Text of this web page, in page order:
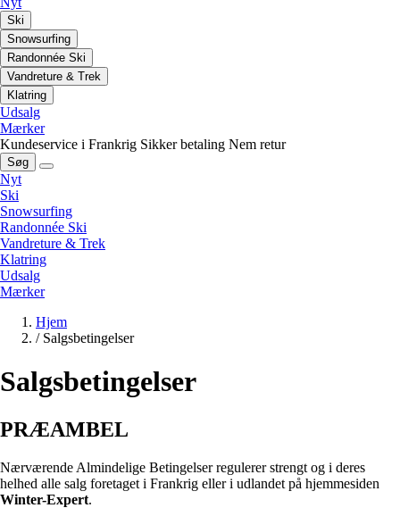
Ski
Snowsurfing
Randonnée Ski
Vandreture & Trek
Klatring
Udsalg
Mærker
Kundeservice i Frankrig Sikker betaling Nem retur
Søg
Nyt
Ski
Snowsurfing
Randonnée Ski
Vandreture & Trek
Klatring
Udsalg
Mærker
Hjem
/ Salgsbetingelser
Salgsbetingelser
PRÆAMBEL
Nærværende Almindelige Betingelser regulerer strengt og i deres
helhed alle salg foretaget i Frankrig eller i udlandet på hjemmesiden
Winter-Expert.